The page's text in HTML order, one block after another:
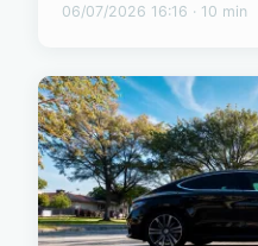
06/07/2026 16:16 · 10 min